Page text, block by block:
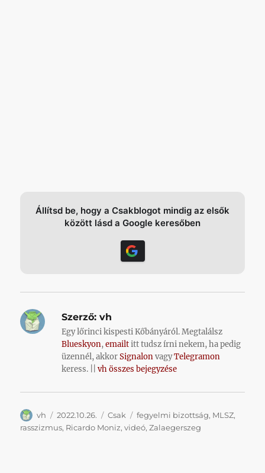
Állítsd be, hogy a Csakblogot mindig az elsők
között lásd a Google keresőben
Szerző: vh
Egy lőrinci kispesti Kőbányáról. Megtalálsz
Blueskyon,emailtitt tudsz írni nekem, ha pedig
üzennél, akkorSignalonvagyTelegramon
keress. ||vh összes bejegyzése
Szerző
vh Közzétéve
2022.10.26. Kategória
Csak Címke
fegyelmi bizottság, MLSZ,
rasszizmus, Ricardo Moniz,videó,Zalaegerszeg